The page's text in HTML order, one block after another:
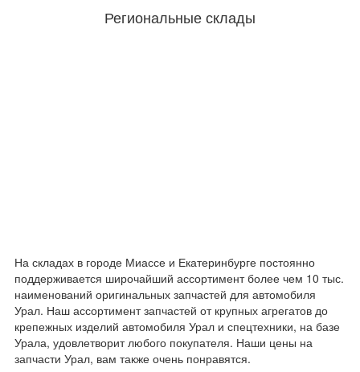
Региональные склады
На складах в городе Миассе и Екатеринбурге постоянно
поддерживается широчайший ассортимент более чем 10 тыс.
наименований оригинальных запчастей для автомобиля
Урал. Наш ассортимент запчастей от крупных агрегатов до
крепежных изделий автомобиля Урал и спецтехники, на базе
Урала, удовлетворит любого покупателя. Наши цены на
запчасти Урал, вам также очень понравятся.